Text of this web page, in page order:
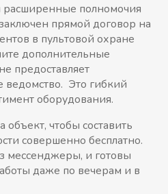
расширенные полномочия
прямой договор на
в пультовой охране
дополнительные
предоставляет
ведомство. Это гибкий
оборудования.
чтобы составить
совершенно бесплатно.
мессенджеры, и готовы
даже по вечерам и в